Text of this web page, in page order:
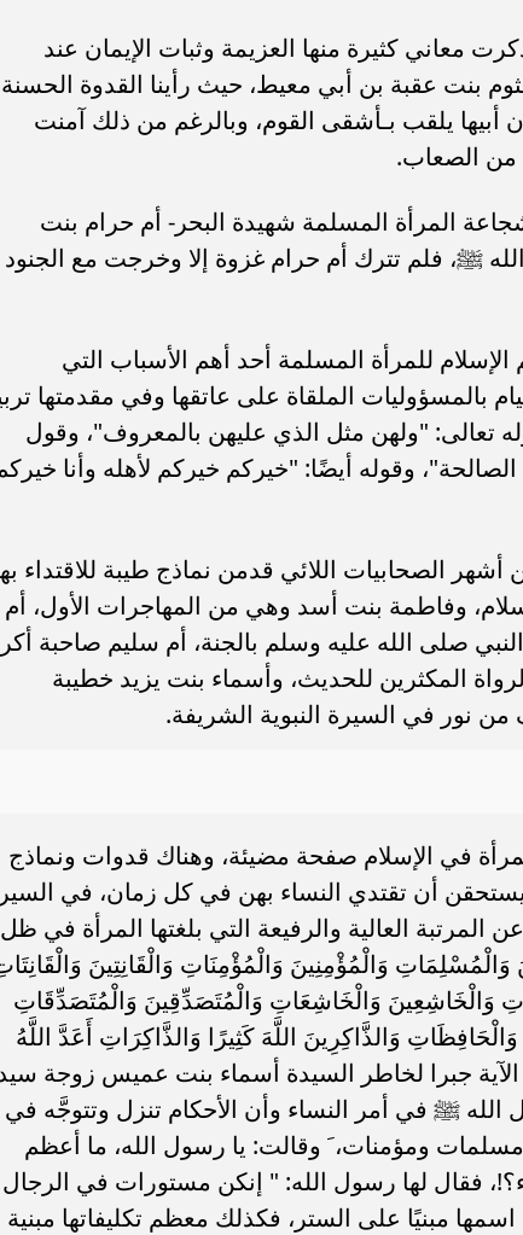
معاني كثيرة منها العزيمة وثبات الإيمان عند
بنت عقبة بن أبي معيط، حيث رأينا القدوة الحسنة
يلقب بـأشقى القوم، وبالرغم من ذلك آمنت
من الصعاب.
المرأة المسلمة شهيدة البحر- أم حرام بنت
ﷺ، فلم تترك أم حرام غزوة إلا وخرجت مع الجنود
للمرأة المسلمة أحد أهم الأسباب التي
الملقاة على عاتقها وفي مقدمتها
تعالى: "ولهن مثل الذي عليهن بالمعروف"، وقول
الصالحة"، وقوله أيضًا: "خيركم خيركم لأهله وأنا
الصحابيات اللائي قدمن نماذج طيبة للاقتداء
وفاطمة بنت أسد وهي من المهاجرات الأول، أم
صلى الله عليه وسلم بالجنة، أم سليم صاحبة
المكثرين للحديث، وأسماء بنت يزيد خطيبة
نور في السيرة النبوية الشريفة.
في الإسلام صفحة مضيئة، وهناك قدوات ونماذج
يستحقن أن تقتدي النساء بهن في كل زمان، في
العالية والرفيعة التي بلغتها المرأة في ظل
وَالْمُؤْمِنِينَ وَالْمُؤْمِنَاتِ وَالْقَانِتِينَ
وَالْخَاشِعِينَ وَالْخَاشِعَاتِ وَالْمُتَصَدِّقِينَ وَالْمُتَصَدِّقَاتِ
وَالذَّاكِرِينَ اللَّهَ كَثِيرًا وَالذَّاكِرَاتِ أَعَدَّ اللَّهُ
جبرا لخاطر السيدة أسماء بنت عميس زوجة
ﷺ في أمر النساء وأن الأحكام تنزل وتتوجَّه في
ومؤمنات، َ وقالت: يا رسول الله، ما أعظم
فقال لها رسول الله: " إنكن مستورات في
مبنيًا على الستر، فكذلك معظم تكليفاتها مبنية